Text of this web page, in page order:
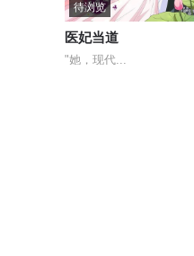
待浏览
医妃当道
"她，现代...